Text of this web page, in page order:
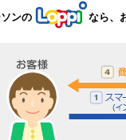
ンの なら、